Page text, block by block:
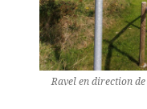
Ravel en direction